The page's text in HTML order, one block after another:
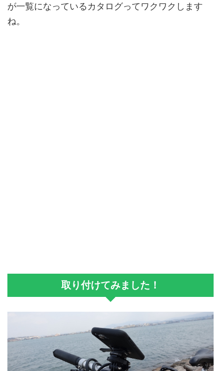
が一覧になっているカタログってワクワクします
ね。
取り付けてみました！